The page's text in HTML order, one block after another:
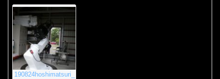
190824hoshimatsuri_